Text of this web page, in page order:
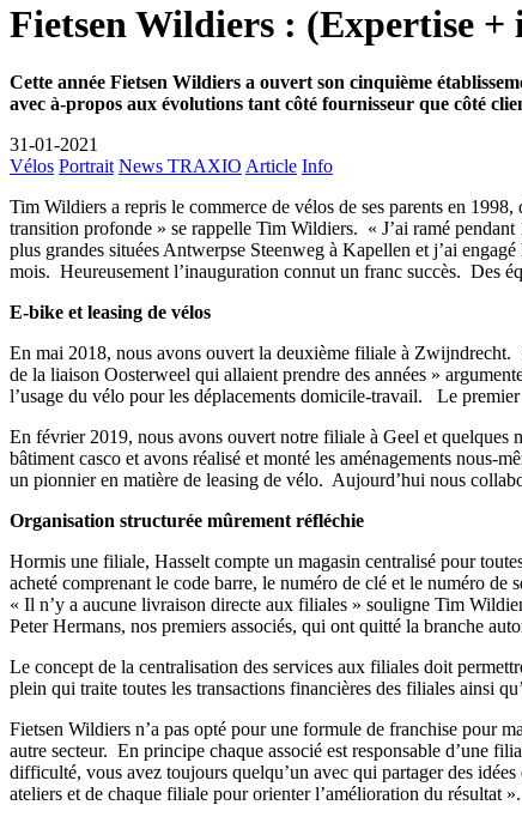
Fietsen Wildiers : (Expertise +
Cette année Fietsen Wildiers a ouvert son cinquième
avec à-propos aux évolutions tant côté fournisseur que côté
31-01-2021
Vélos Portrait News TRAXIO Article Info
Tim Wildiers a repris le commerce de vélos de ses parents en
transition profonde » se rappelle Tim Wildiers. « J’ai ramé
plus grandes situées Antwerpse Steenweg à Kapellen et j’ai
mois. Heureusement l’inauguration connut un franc succès. Des
E-bike et leasing de vélos
En mai 2018, nous avons ouvert la deuxième filiale à Zwijndrecht.
de la liaison Oosterweel qui allaient prendre des années »
l’usage du vélo pour les déplacements domicile-travail. Le
En février 2019, nous avons ouvert notre filiale à Geel et
bâtiment casco et avons réalisé et monté les aménagements nous-
un pionnier en matière de leasing de vélo. Aujourd’hui nous
Organisation structurée mûrement réfléchie
Hormis une filiale, Hasselt compte un magasin centralisé pour
acheté comprenant le code barre, le numéro de clé et le numéro
« Il n’y a aucune livraison directe aux filiales » souligne Tim
Peter Hermans, nos premiers associés, qui ont quitté la branche
Le concept de la centralisation des services aux filiales doit
plein qui traite toutes les transactions financières des filiales ainsi
Fietsen Wildiers n’a pas opté pour une formule de franchise pour
autre secteur. En principe chaque associé est responsable d’une
difficulté, vous avez toujours quelqu’un avec qui partager des
ateliers et de chaque filiale pour orienter l’amélioration du résultat ».